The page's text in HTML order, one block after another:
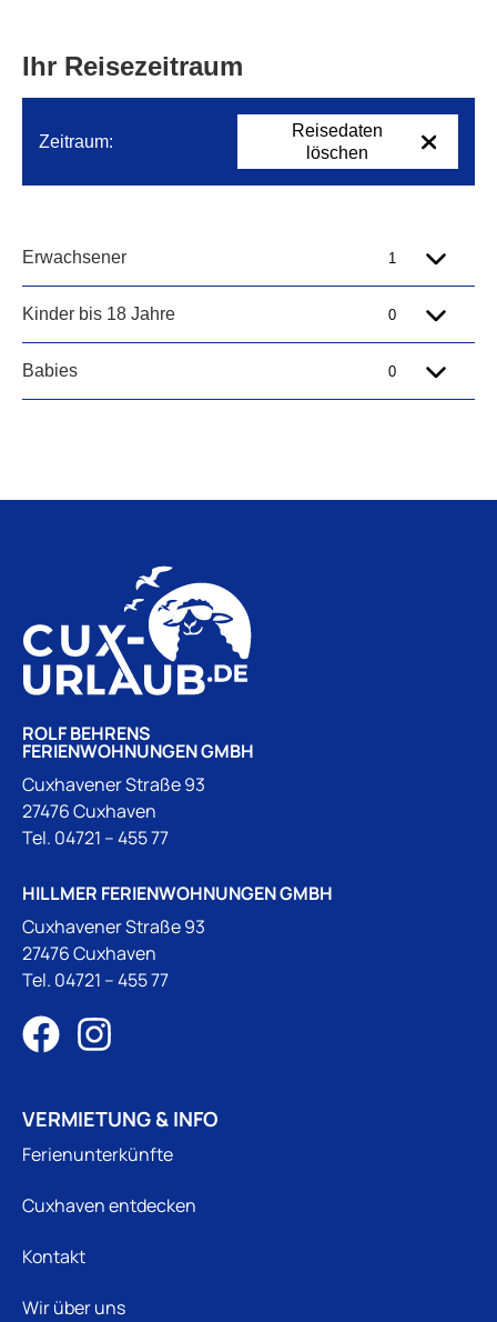
ROLF BEHRENS
FERIENWOHNUNGEN GMBH
Cuxhavener Straße 93
27476 Cuxhaven
Tel. 04721 – 455 77
HILLMER FERIENWOHNUNGEN GMBH
Cuxhavener Straße 93
27476 Cuxhaven
Tel. 04721 – 455 77
VERMIETUNG & INFO
Ferienunterkünfte
Cuxhaven entdecken
Kontakt
Wir über uns